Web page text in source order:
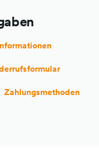
Zahlungsmethoden